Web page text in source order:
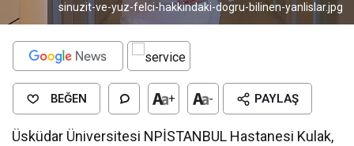
sinuzit-ve-yuz-felci-hakkindaki-dogru-bilinen-yanlislar.jpg
BEĞEN + - PAYLAŞ
Üsküdar Üniversitesi NPİSTANBUL Hastanesi Kulak,